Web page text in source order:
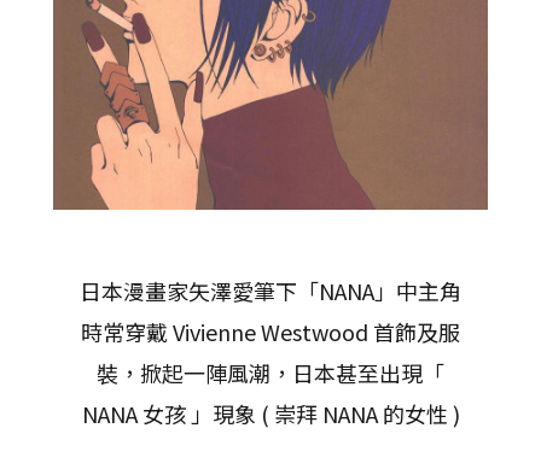
日本漫畫家矢澤愛筆下「NANA」中主角
時常穿戴 Vivienne Westwood 首飾及服
裝，掀起一陣風潮，日本甚至出現「
NANA 女孩 」現象 ( 崇拜 NANA 的女性 )